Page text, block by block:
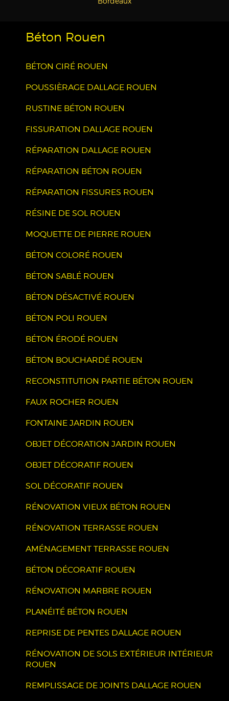
Béton Rouen
BÉTON CIRÉ ROUEN
POUSSIÈRAGE DALLAGE ROUEN
RUSTINE BÉTON ROUEN
FISSURATION DALLAGE ROUEN
RÉPARATION DALLAGE ROUEN
RÉPARATION BÉTON ROUEN
RÉPARATION FISSURES ROUEN
RÉSINE DE SOL ROUEN
MOQUETTE DE PIERRE ROUEN
BÉTON COLORÉ ROUEN
BÉTON SABLÉ ROUEN
BÉTON DÉSACTIVÉ ROUEN
BÉTON POLI ROUEN
BÉTON ÉRODÉ ROUEN
BÉTON BOUCHARDÉ ROUEN
RECONSTITUTION PARTIE BÉTON ROUEN
FAUX ROCHER ROUEN
FONTAINE JARDIN ROUEN
OBJET DÉCORATION JARDIN ROUEN
OBJET DÉCORATIF ROUEN
SOL DÉCORATIF ROUEN
RÉNOVATION VIEUX BÉTON ROUEN
RÉNOVATION TERRASSE ROUEN
AMÉNAGEMENT TERRASSE ROUEN
BÉTON DÉCORATIF ROUEN
RÉNOVATION MARBRE ROUEN
PLANÉITÉ BÉTON ROUEN
REPRISE DE PENTES DALLAGE ROUEN
RÉNOVATION DE SOLS EXTÉRIEUR INTÉRIEUR
ROUEN
REMPLISSAGE DE JOINTS DALLAGE ROUEN